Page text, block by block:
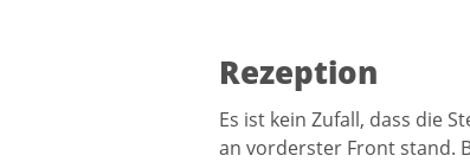
Rezeption
Es ist kein Zufall, dass die
an vorderster Front stand.